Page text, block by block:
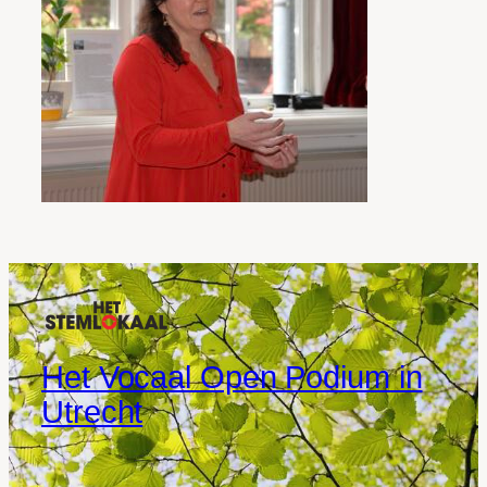
Het Vocaal Open Podium in
Utrecht